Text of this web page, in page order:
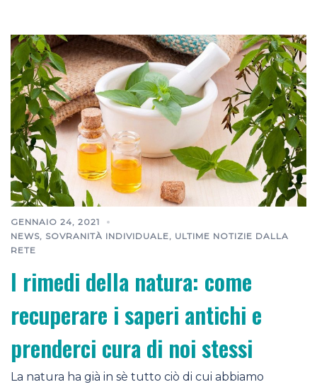
GENNAIO 24, 2021
NEWS, SOVRANITÀ INDIVIDUALE, ULTIME NOTIZIE DALLA
RETE
I rimedi della natura: come
recuperare i saperi antichi e
prenderci cura di noi stessi
La natura ha già in sè tutto ciò di cui abbiamo